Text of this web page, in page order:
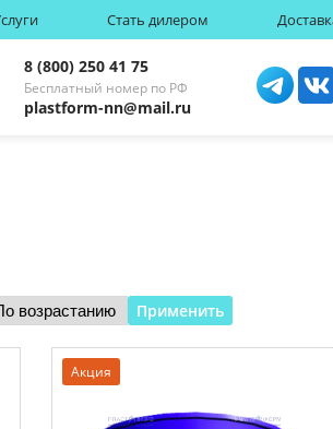
Стать дилером
8 (800) 250 41 75
Бесплатный номер по РФ
plastform-nn@mail.ru
Акция